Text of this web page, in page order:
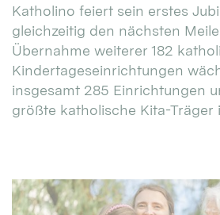
Katholino feiert sein erstes
gleichzeitig den nächsten
Übernahme weiterer 182
Kindertageseinrichtungen
insgesamt 285 Einrichtungen
größte katholische Kita-Träger